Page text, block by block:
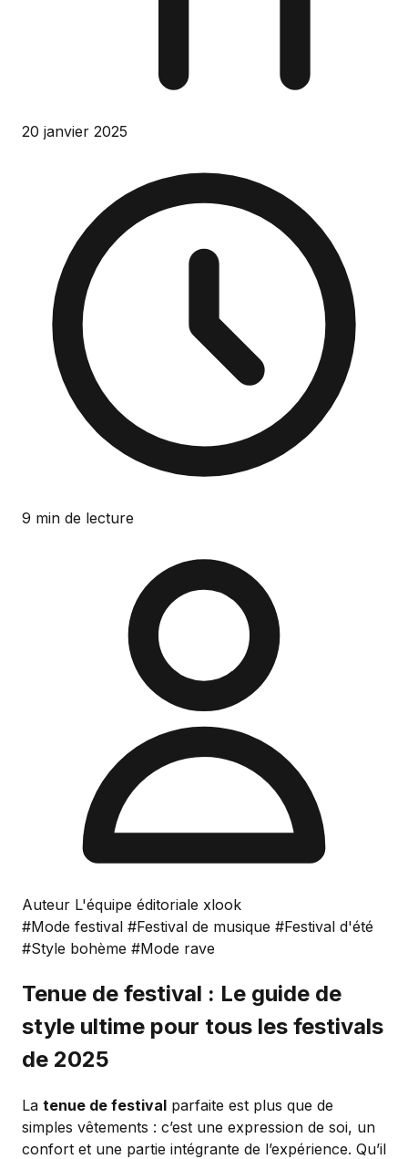
20 janvier 2025
9 min de lecture
Auteur L'équipe éditoriale xlook
#Mode festival #Festival de musique #Festival d'été
#Style bohème #Mode rave
Tenue de festival : Le guide de
style ultime pour tous les festivals
de 2025
La tenue de festival parfaite est plus que de
simples vêtements : c’est une expression de soi, un
confort et une partie intégrante de l’expérience. Qu’il